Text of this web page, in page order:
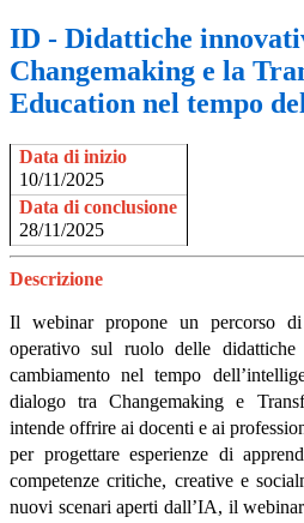
ID - Didattiche
Changemaking e la
Education nel tempo
Data di inizio
10/11/2025
Data di conclusione
28/11/2025
Descrizione
Il webinar propone un percorso
operativo sul ruolo delle
cambiamento nel tempo
dialogo traChangemaking e
intende offrire ai docenti e ai
per progettare esperienze di
competenze critiche, creative e
nuovi scenari aperti dall’IA, il